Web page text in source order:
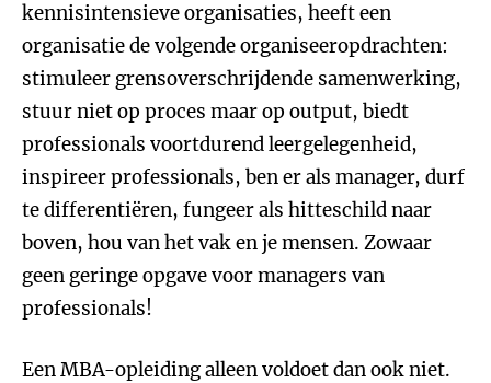
kennisintensieve organisaties, heeft een
organisatie de volgende organiseeropdrachten:
stimuleer grensoverschrijdende samenwerking,
stuur niet op proces maar op output, biedt
professionals voortdurend leergelegenheid,
inspireer professionals, ben er als manager, durf
te differentiëren, fungeer als hitteschild naar
boven, hou van het vak en je mensen. Zowaar
geen geringe opgave voor managers van
professionals!
Een MBA-opleiding alleen voldoet dan ook niet.